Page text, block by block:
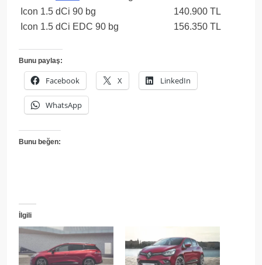
Icon 1.5 dCi 90 bg
140.900 TL
Icon 1.5 dCi EDC 90 bg
156.350 TL
Bunu paylaş:
Facebook X LinkedIn
WhatsApp
Bunu beğen:
İlgili